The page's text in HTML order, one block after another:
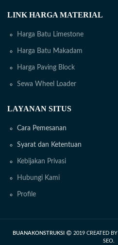
LINK HARGA MATERIAL
Harga Batu Limestone
Harga Batu Makadam
Harga Paving Block
Sewa Wheel Loader
LAYANAN SITUS
Cara Pemesanan
Syarat dan Ketentuan
Kebijakan Privasi
Hubungi Kami
Profile
BUANAKONSTRUKSI 2019 CREATED BY
SEO.